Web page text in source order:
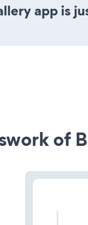
app is
of